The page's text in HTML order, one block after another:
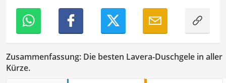
Zusammenfassung: Die besten Lavera-Duschgele in aller
Kürze.